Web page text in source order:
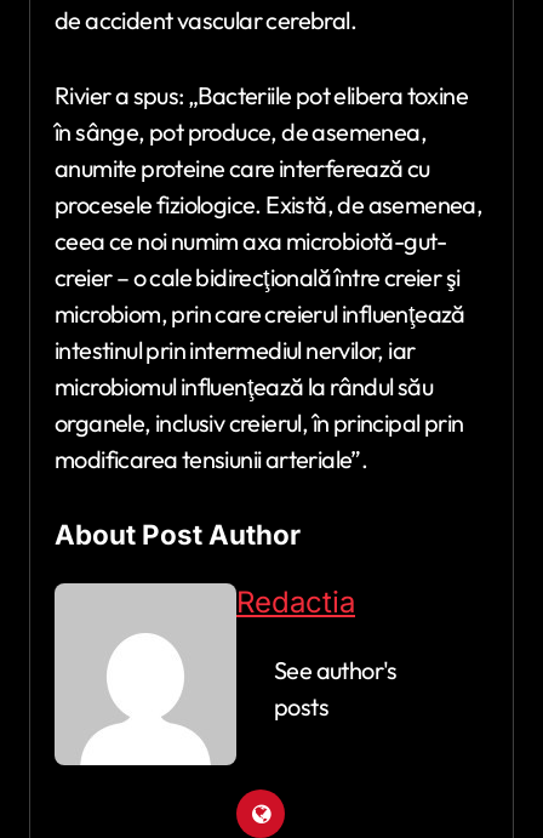
de accident vascular cerebral.
Rivier a spus: „Bacteriile pot elibera toxine
în sânge, pot produce, de asemenea,
anumite proteine care interferează cu
procesele fiziologice. Există, de asemenea,
ceea ce noi numim axa microbiotă-gut-
creier – o cale bidirecţională între creier şi
microbiom, prin care creierul influenţează
intestinul prin intermediul nervilor, iar
microbiomul influenţează la rândul său
organele, inclusiv creierul, în principal prin
modificarea tensiunii arteriale”.
About Post Author
Redactia
See author's
posts